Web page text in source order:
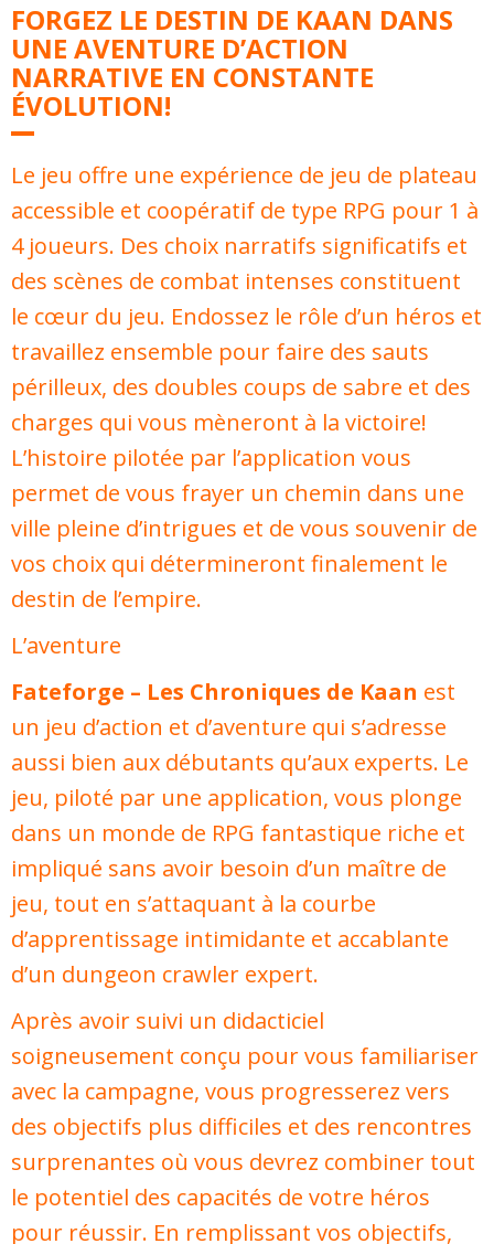
FORGEZ LE DESTIN DE KAAN DANS
UNE AVENTURE D’ACTION
NARRATIVE EN CONSTANTE
ÉVOLUTION!
Le jeu offre une expérience de jeu de plateau
accessible et coopératif de type RPG pour 1 à
4 joueurs. Des choix narratifs significatifs et
des scènes de combat intenses constituent
le cœur du jeu. Endossez le rôle d’un héros et
travaillez ensemble pour faire des sauts
périlleux, des doubles coups de sabre et des
charges qui vous mèneront à la victoire!
L’histoire pilotée par l’application vous
permet de vous frayer un chemin dans une
ville pleine d’intrigues et de vous souvenir de
vos choix qui détermineront finalement le
destin de l’empire.
L’aventure
Fateforge – Les Chroniques de Kaan est
un jeu d’action et d’aventure qui s’adresse
aussi bien aux débutants qu’aux experts. Le
jeu, piloté par une application, vous plonge
dans un monde de RPG fantastique riche et
impliqué sans avoir besoin d’un maître de
jeu, tout en s’attaquant à la courbe
d’apprentissage intimidante et accablante
d’un dungeon crawler expert.
Après avoir suivi un didacticiel
soigneusement conçu pour vous familiariser
avec la campagne, vous progresserez vers
des objectifs plus difficiles et des rencontres
surprenantes où vous devrez combiner tout
le potentiel des capacités de votre héros
pour réussir. En remplissant vos objectifs,